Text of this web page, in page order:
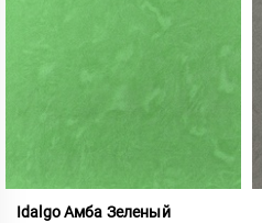
Idalgo Амба Зеленый